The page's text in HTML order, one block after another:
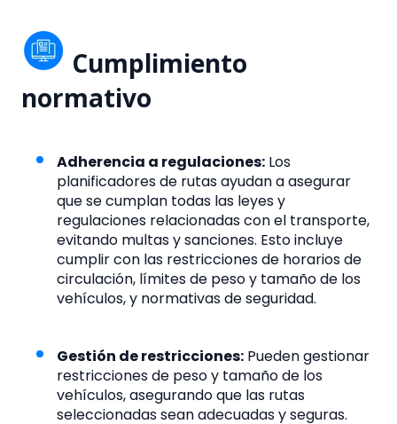
Cumplimiento
normativo
Adherencia a regulaciones: Los
planificadores de rutas ayudan a asegurar
que se cumplan todas las leyes y
regulaciones relacionadas con el transporte,
evitando multas y sanciones. Esto incluye
cumplir con las restricciones de horarios de
circulación, límites de peso y tamaño de los
vehículos, y normativas de seguridad.
Gestión de restricciones: Pueden gestionar
restricciones de peso y tamaño de los
vehículos, asegurando que las rutas
seleccionadas sean adecuadas y seguras.